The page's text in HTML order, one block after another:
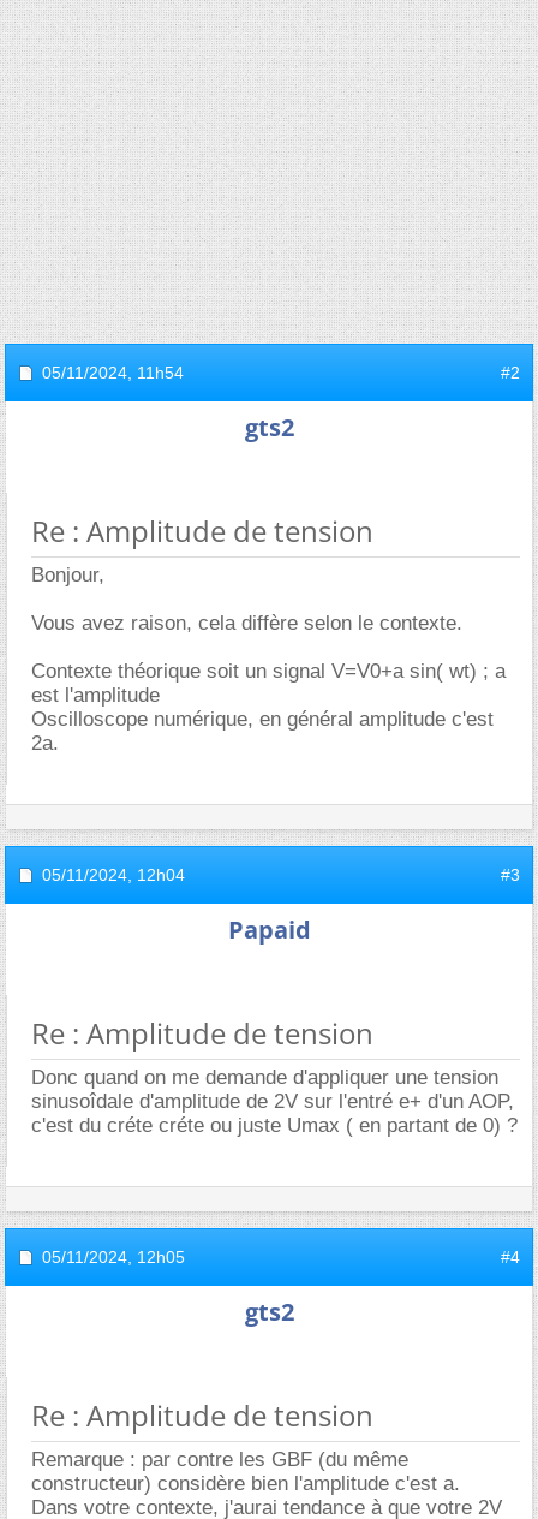
05/11/2024, 11h54 #2
gts2
Re : Amplitude de tension
Bonjour,
Vous avez raison, cela diffère selon le contexte.
Contexte théorique soit un signal V=V0+a sin( wt) ; a
est l'amplitude
Oscilloscope numérique, en général amplitude c'est
2a.
05/11/2024, 12h04 #3
Papaid
Re : Amplitude de tension
Donc quand on me demande d'appliquer une tension
sinusoîdale d'amplitude de 2V sur l'entré e+ d'un AOP,
c'est du créte créte ou juste Umax ( en partant de 0) ?
05/11/2024, 12h05 #4
gts2
Re : Amplitude de tension
Remarque : par contre les GBF (du même
constructeur) considère bien l'amplitude c'est a.
Dans votre contexte, j'aurai tendance à que votre 2V